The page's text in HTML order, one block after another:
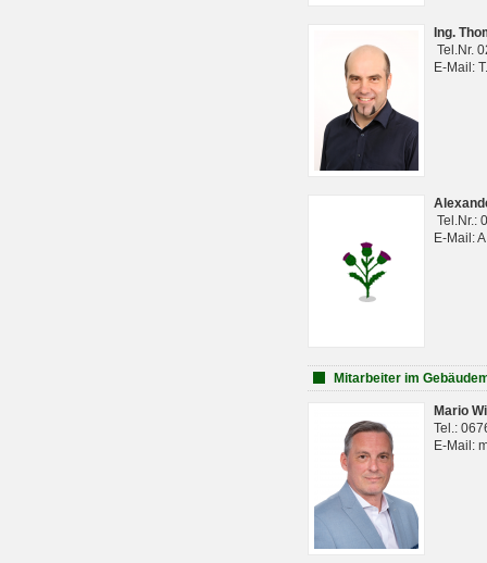
Ing.
Tel.Nr.
E-Mail:
Tel.Nr.:
E-Mail:
Mitarbeiter im
Mario
Tel.:
E-Mail: